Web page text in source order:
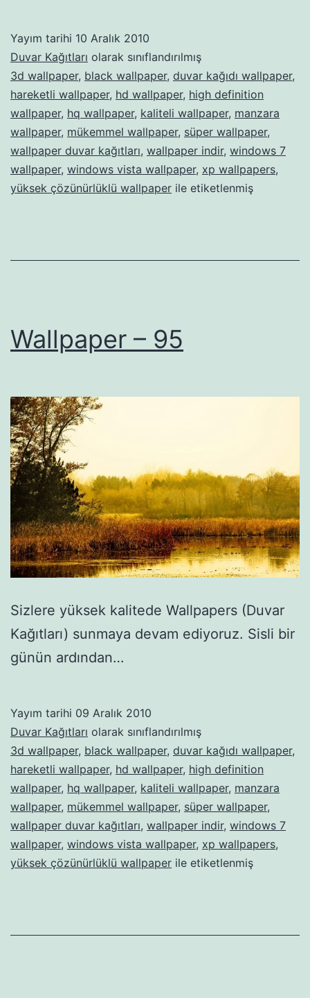
Yayım tarihi 10 Aralık 2010
Duvar Kağıtları olarak sınıflandırılmış
3d wallpaper, black wallpaper, duvar kağıdı wallpaper,
hareketli wallpaper, hd wallpaper, high definition
wallpaper, hq wallpaper, kaliteli wallpaper, manzara
wallpaper, mükemmel wallpaper, süper wallpaper,
wallpaper duvar kağıtları, wallpaper indir, windows 7
wallpaper, windows vista wallpaper, xp wallpapers,
yüksek çözünürlüklü wallpaper ile etiketlenmiş
Wallpaper – 95
Sizlere yüksek kalitede Wallpapers (Duvar
Kağıtları) sunmaya devam ediyoruz. Sisli bir
günün ardından…
Yayım tarihi 09 Aralık 2010
Duvar Kağıtları olarak sınıflandırılmış
3d wallpaper, black wallpaper, duvar kağıdı wallpaper,
hareketli wallpaper, hd wallpaper, high definition
wallpaper, hq wallpaper, kaliteli wallpaper, manzara
wallpaper, mükemmel wallpaper, süper wallpaper,
wallpaper duvar kağıtları, wallpaper indir, windows 7
wallpaper, windows vista wallpaper, xp wallpapers,
yüksek çözünürlüklü wallpaper ile etiketlenmiş